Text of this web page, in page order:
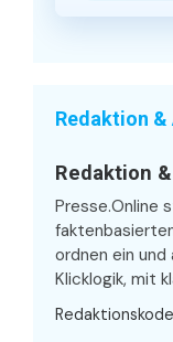
Redaktion &
Redaktion
Presse.Online
ordnen ein und
Klicklogik, mit